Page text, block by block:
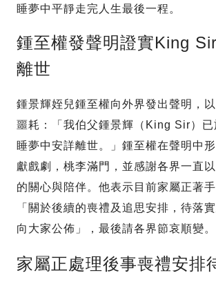
睡夢中平靜走完人生最後一程。
鍾至權發聲明證實King
離世
鍾景輝姪兒鍾至權向外界發出聲明，
噩耗：「我伯父鍾景輝（King Sir）已
睡夢中安詳離世。」鍾至權在聲明中
獻戲劇，桃李滿門，並感謝各界一直
的關心與陪伴。他表示目前家屬正著手
「關於後續的喪禮及追思安排，待落
向大家公佈」，最後請各界節哀順變。
家屬正處理後事喪禮安排